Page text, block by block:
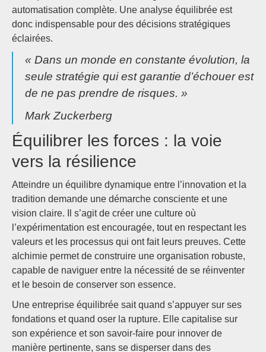
automatisation complète. Une analyse équilibrée est
donc indispensable pour des décisions stratégiques
éclairées.
« Dans un monde en constante évolution, la
seule stratégie qui est garantie d’échouer est
de ne pas prendre de risques. »
Mark Zuckerberg
Équilibrer les forces : la voie
vers la résilience
Atteindre un équilibre dynamique entre l’innovation et la
tradition demande une démarche consciente et une
vision claire. Il s’agit de créer une culture où
l’expérimentation est encouragée, tout en respectant les
valeurs et les processus qui ont fait leurs preuves. Cette
alchimie permet de construire une organisation robuste,
capable de naviguer entre la nécessité de se réinventer
et le besoin de conserver son essence.
Une entreprise équilibrée sait quand s’appuyer sur ses
fondations et quand oser la rupture. Elle capitalise sur
son expérience et son savoir-faire pour innover de
manière pertinente, sans se disperser dans des